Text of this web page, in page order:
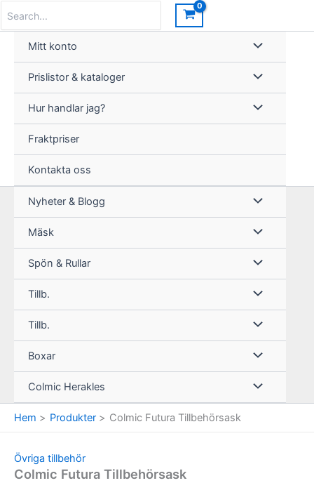
innehåll
for:
Mitt konto
Prislistor & kataloger
Hur handlar jag?
Fraktpriser
Kontakta oss
Nyheter & Blogg
Mäsk
Spön & Rullar
Tillb.
Tillb.
Boxar
Colmic Herakles
Hem Produkter Colmic Futura Tillbehörsask
Övriga tillbehör
Colmic Futura Tillbehörsask